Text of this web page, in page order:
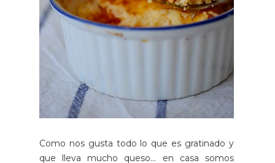
Como nos gusta todo lo que es gratinado y
que lleva mucho queso... en casa somos